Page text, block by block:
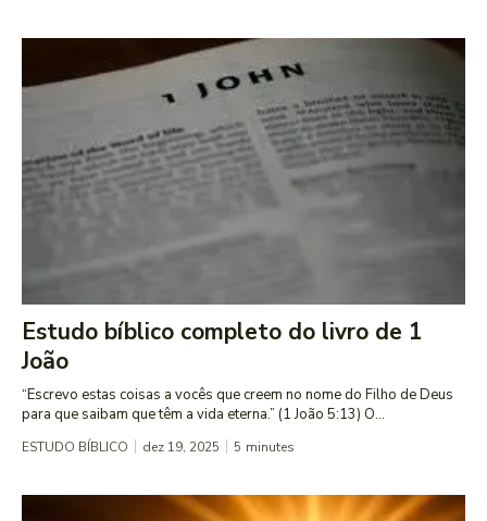
Estudo bíblico completo do livro de 1
João
“Escrevo estas coisas a vocês que creem no nome do Filho de Deus
para que saibam que têm a vida eterna.” (1 João 5:13) O...
ESTUDO BÍBLICO dez 19, 2025 5 minutes